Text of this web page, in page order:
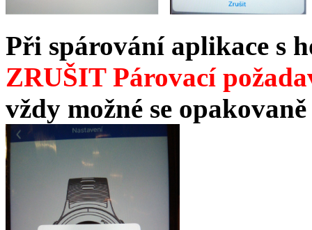
Při spárování aplikace s
ZRUŠIT Párovací
vždy možné se